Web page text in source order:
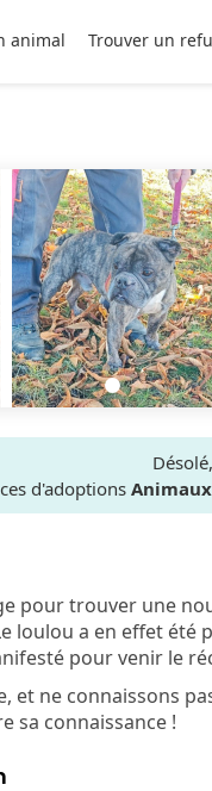
animal Trouver un
Désolé,
d'adoptions
pour trouver une
loulou a en effet
pour venir le
et ne connaissons
sa connaissance !